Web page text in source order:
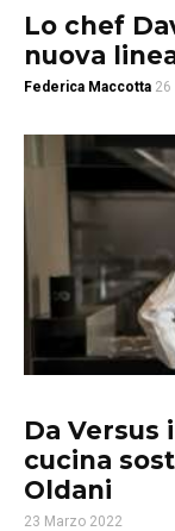
Lo chef
nuova
Federica Maccotta 26
Da Versus
cucina
Oldani
23 Marzo 2022